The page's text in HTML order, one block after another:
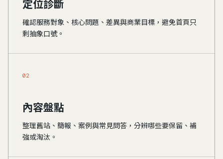
定位診斷
確認服務對象、核心問題、差異與商業目標，避免首頁只
剩抽象口號。
02
內容盤點
整理舊站、簡報、案例與常見問答，分辨哪些要保留、補
強或淘汰。